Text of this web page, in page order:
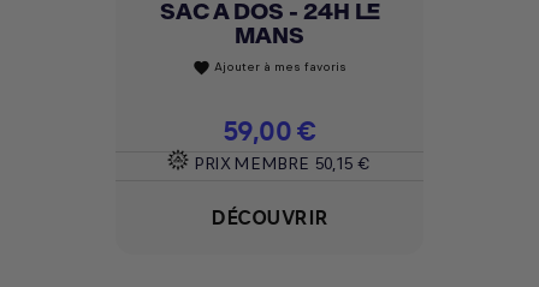
SAC A DOS - 24H LE
MANS
favorite Ajouter à mes favoris
Prix
59,00 €
PRIX MEMBRE 50,15 €
DÉCOUVRIR